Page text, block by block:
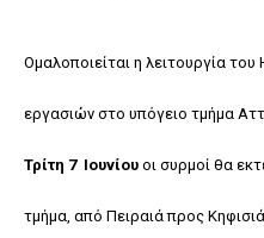
Ομαλοποιείται η λειτουργία
εργασιών στο υπόγειο τμήμα
Τρίτη 7 Ιουνίου οι συρμοί θα
τμήμα, από Πειραιά προς